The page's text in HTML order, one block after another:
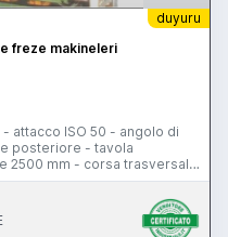
duyuru
freze makineleri
attacco ISO 50 - angolo di
posteriore - tavola
2500 mm - corsa trasversale
pensile di comando